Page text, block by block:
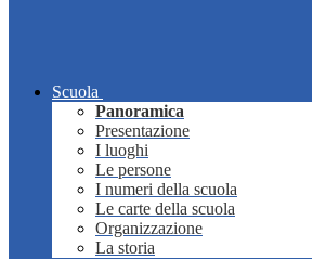
Scuola
Panoramica
Presentazione
I luoghi
Le persone
I numeri della scuola
Le carte della scuola
Organizzazione
La storia